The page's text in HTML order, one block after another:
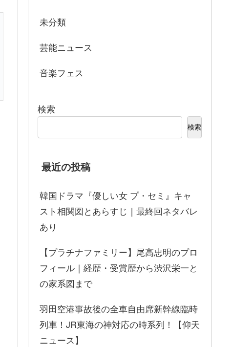
未分類
芸能ニュース
音楽フェス
検索
検索
最近の投稿
韓国ドラマ『優しい女 プ・セミ』キャ
スト相関図とあらすじ｜最終回ネタバレ
あり
【プラチナファミリー】尾高忠明のプロ
フィール｜経歴・受賞歴から渋沢栄一と
の家系図まで
羽田空港事故後の全車自由席新幹線臨時
列車！JR東海の神対応の時系列！【仰天
ニュース】